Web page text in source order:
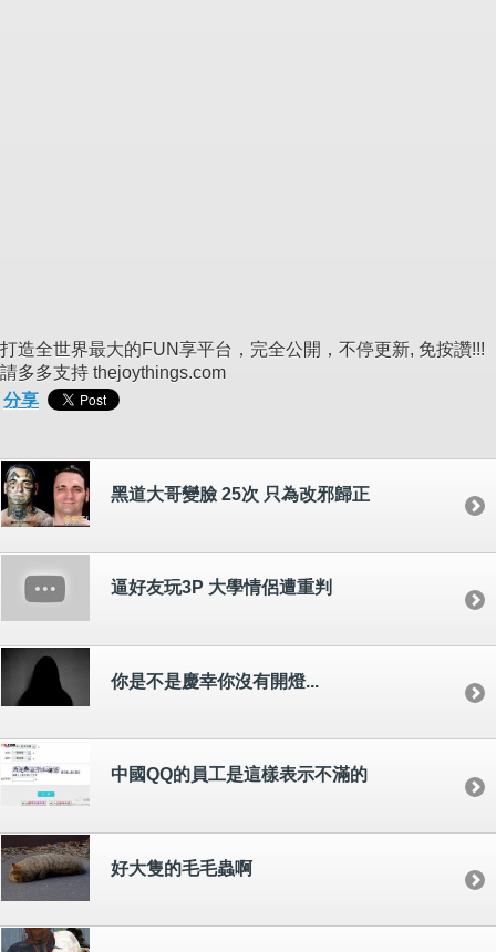
打造全世界最大的FUN享平台，完全公開，不停更新, 免按讚!!!
請多多支持 thejoythings.com
分享
黑道大哥變臉 25次 只為改邪歸正
逼好友玩3P 大學情侶遭重判
你是不是慶幸你沒有開燈...
中國QQ的員工是這樣表示不滿的
好大隻的毛毛蟲啊